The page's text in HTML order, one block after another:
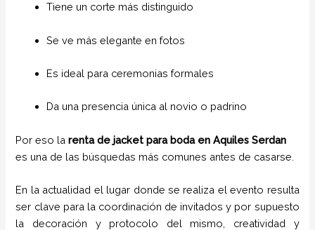
Tiene un corte más distinguido
Se ve más elegante en fotos
Es ideal para ceremonias formales
Da una presencia única al novio o padrino
Por eso larenta de jacket para boda en Aquiles Serdan
es una de las búsquedas más comunes antes de casarse.
En la actualidad el lugar donde se realiza el evento resulta
ser clave para la coordinación de invitados y por supuesto
la decoración y protocolo del mismo, creatividad y